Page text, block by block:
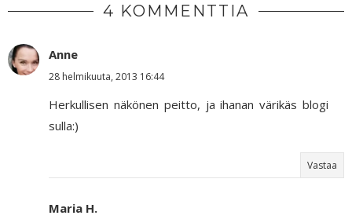
4 KOMMENTTIA
Anne
28 helmikuuta, 2013 16:44
Herkullisen näkönen peitto, ja ihanan värikäs blogi
sulla:)
Vastaa
Maria H.